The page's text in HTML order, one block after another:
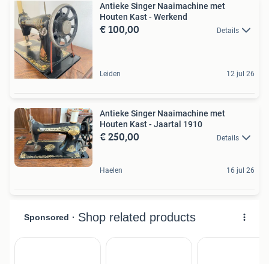
Antieke Singer Naaimachine met
Houten Kast - Werkend
€ 100,00 Details
Leiden 12 jul 26
Antieke Singer Naaimachine met
Houten Kast - Jaartal 1910
€ 250,00 Details
Haelen 16 jul 26